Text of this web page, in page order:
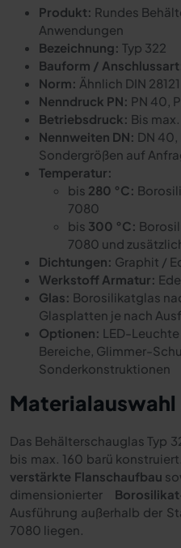
Produkt: Rundes
Anwendungen
Bezeichnung: Typ 322
Bauform /
Norm: Ähnlich DIN 28121
Nenndruck PN: PN 40,
Betriebsdruck: Bis
Nennweiten DN: DN 40,
Sondergrößen auf
Temperatur:
bis 280 °C:
7080
bis 300 °C:
7080 und
Dichtungen: Graphit /
Werkstoff Armatur:
Glas: Borosilikatglas
Glasplatten je nach
Optionen: LED-
Bereiche, Glimmer-
Sonderkonstruktionen
Das Behälterschauglas Typ
bis max. 160 barü
verstärkte Flanschaufbau
dimensionierter
Ausführung außerhalb der
7080 liegen.